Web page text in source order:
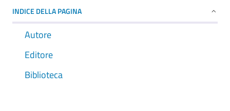
INDICE DELLA PAGINA
Autore
Editore
Biblioteca